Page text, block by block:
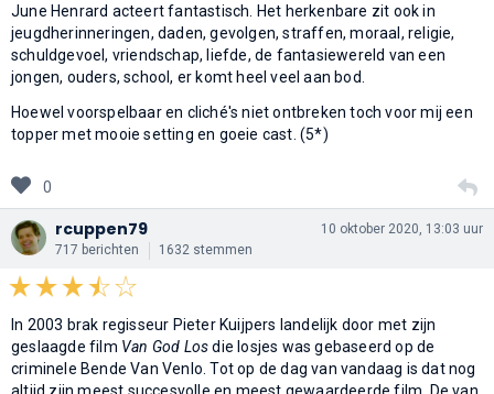
June Henrard acteert fantastisch. Het herkenbare zit ook in
jeugdherinneringen, daden, gevolgen, straffen, moraal, religie,
schuldgevoel, vriendschap, liefde, de fantasiewereld van een
jongen, ouders, school, er komt heel veel aan bod.
Hoewel voorspelbaar en cliché's niet ontbreken toch voor mij een
topper met mooie setting en goeie cast. (5*)
0
rcuppen79
717 berichten 1632 stemmen
10 oktober 2020, 13:03 uur
In 2003 brak regisseur Pieter Kuijpers landelijk door met zijn
geslaagde film Van God Losdie losjes was gebaseerd op de
criminele Bende Van Venlo. Tot op de dag van vandaag is dat nog
altijd zijn meest succesvolle en meest gewaardeerde film. De van